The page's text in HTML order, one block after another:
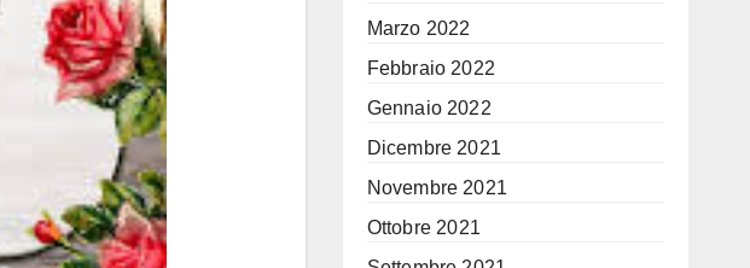
Marzo 2022
Febbraio 2022
Gennaio 2022
Dicembre 2021
Novembre 2021
Ottobre 2021